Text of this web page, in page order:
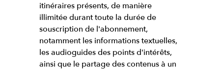
itinéraires présents, de manière
illimitée durant toute la durée de
souscription de l'abonnement,
notamment les informations textuelles,
les audioguides des points d'intérêts,
ainsi que le partage des contenus à un